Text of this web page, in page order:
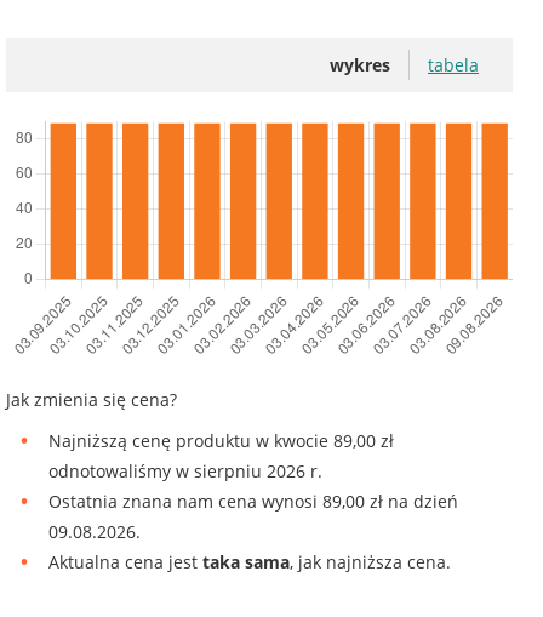
wykres tabela
Jak zmienia się cena?
Najniższą cenę produktu w kwocie 89,00 zł
odnotowaliśmy w sierpniu 2026 r.
Ostatnia znana nam cena wynosi 89,00 zł na dzień
09.08.2026.
Aktualna cena jest taka sama, jak najniższa cena.